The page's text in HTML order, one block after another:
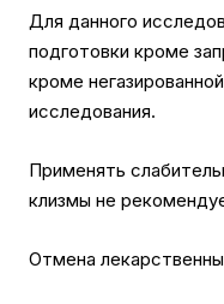
Для данного
подготовки кроме
кроме
исследования.
Применять
клизмы не
Отмена